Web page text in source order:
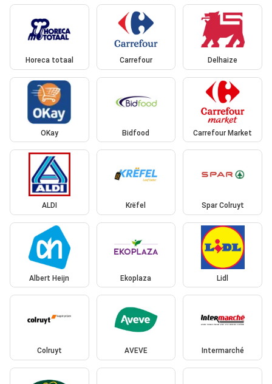
Horeca totaal Carrefour Delhaize
OKay Bidfood Carrefour Market
ALDI Krëfel Spar Colruyt
Albert Heijn Ekoplaza Lidl
Colruyt AVEVE Intermarché